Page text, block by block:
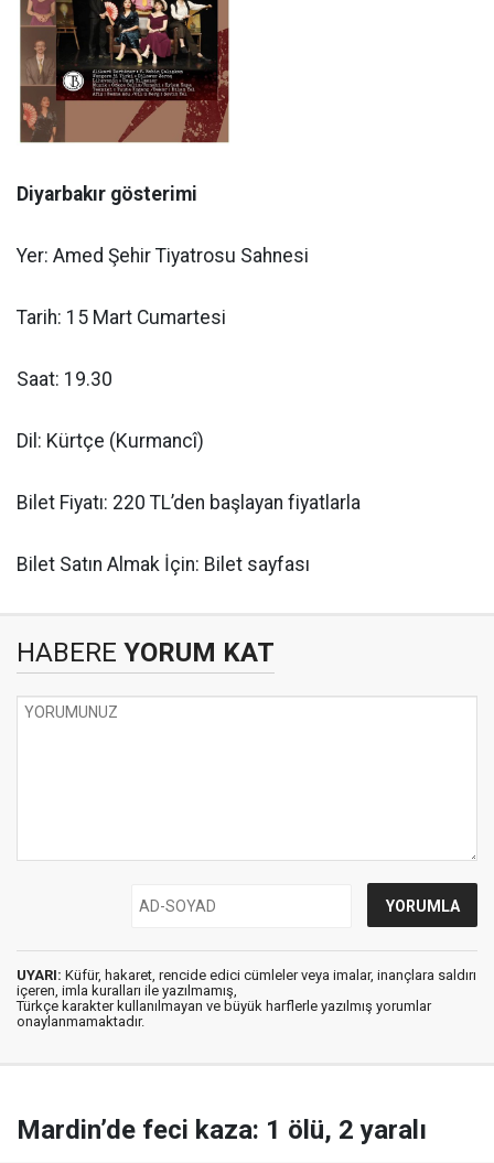
Diyarbakır gösterimi
Yer: Amed Şehir Tiyatrosu Sahnesi
Tarih: 15 Mart Cumartesi
Saat: 19.30
Dil: Kürtçe (Kurmancî)
Bilet Fiyatı: 220 TL’den başlayan fiyatlarla
Bilet Satın Almak İçin: Bilet sayfası
HABERE YORUM KAT
UYARI: Küfür, hakaret, rencide edici cümleler veya imalar, inançlara saldırı
içeren, imla kuralları ile yazılmamış,
Türkçe karakter kullanılmayan ve büyük harflerle yazılmış yorumlar
onaylanmamaktadır.
Mardin’de feci kaza: 1 ölü, 2 yaralı